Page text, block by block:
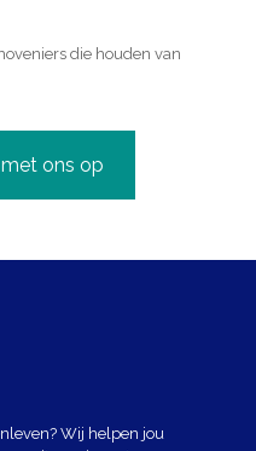
die houden van
ons op
Wij helpen jou